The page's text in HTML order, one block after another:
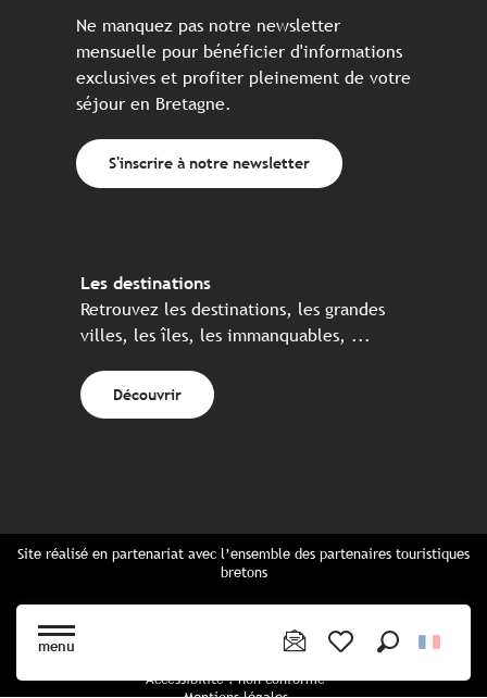
menu
Ne manquez pas notre newsletter
mensuelle pour bénéficier d'informations
exclusives et profiter pleinement de votre
séjour en Bretagne.
S'inscrire à notre newsletter
Les destinations
Retrouvez les destinations, les grandes
villes, les îles, les immanquables, ...
Découvrir
Site réalisé en partenariat avec l’ensemble des partenaires touristiques
bretons
Cartes Bretagne & brochures
Accessibilité : non conforme